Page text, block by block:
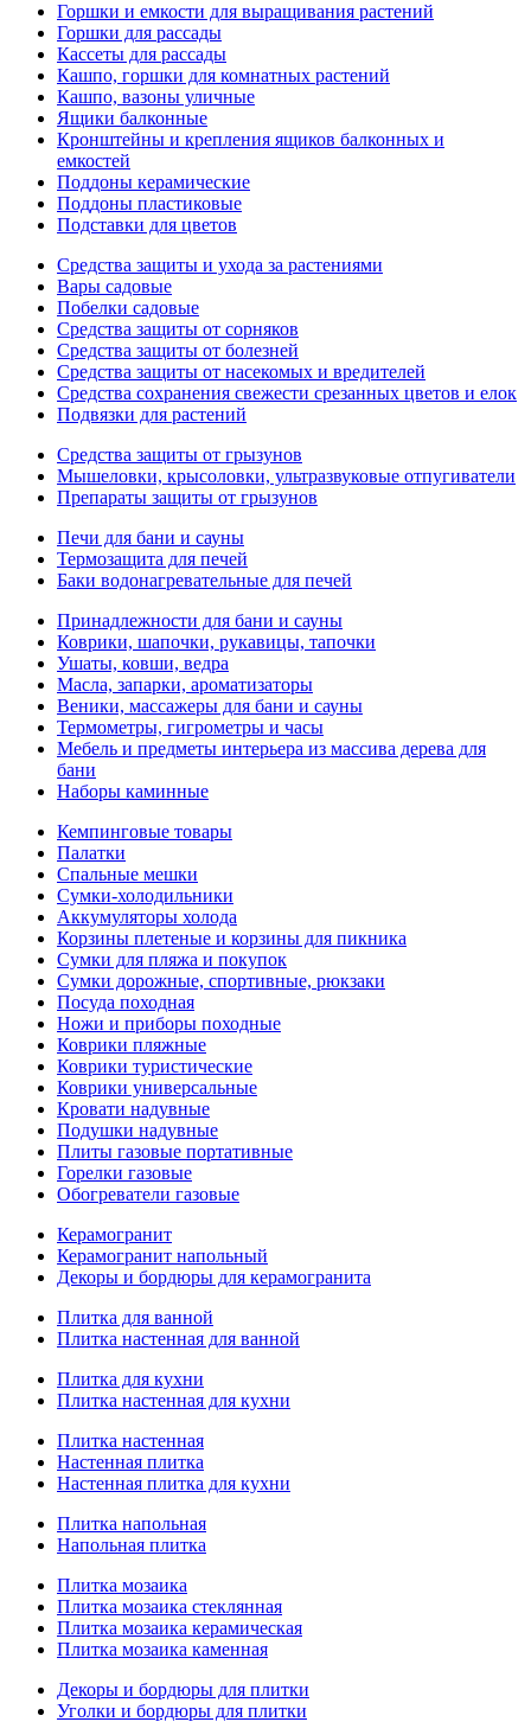
Горшки и емкости для выращивания растений
Горшки для рассады
Кассеты для рассады
Кашпо, горшки для комнатных растений
Кашпо, вазоны уличные
Ящики балконные
Кронштейны и крепления ящиков балконных и
емкостей
Поддоны керамические
Поддоны пластиковые
Подставки для цветов
Средства защиты и ухода за растениями
Вары садовые
Побелки садовые
Средства защиты от сорняков
Средства защиты от болезней
Средства защиты от насекомых и вредителей
Средства сохранения свежести срезанных цветов и елок
Подвязки для растений
Средства защиты от грызунов
Мышеловки, крысоловки, ультразвуковые отпугиватели
Препараты защиты от грызунов
Печи для бани и сауны
Термозащита для печей
Баки водонагревательные для печей
Принадлежности для бани и сауны
Коврики, шапочки, рукавицы, тапочки
Ушаты, ковши, ведра
Масла, запарки, ароматизаторы
Веники, массажеры для бани и сауны
Термометры, гигрометры и часы
Мебель и предметы интерьера из массива дерева для
бани
Наборы каминные
Кемпинговые товары
Палатки
Спальные мешки
Сумки-холодильники
Аккумуляторы холода
Корзины плетеные и корзины для пикника
Сумки для пляжа и покупок
Сумки дорожные, спортивные, рюкзаки
Посуда походная
Ножи и приборы походные
Коврики пляжные
Коврики туристические
Коврики универсальные
Кровати надувные
Подушки надувные
Плиты газовые портативные
Горелки газовые
Обогреватели газовые
Керамогранит
Керамогранит напольный
Декоры и бордюры для керамогранита
Плитка для ванной
Плитка настенная для ванной
Плитка для кухни
Плитка настенная для кухни
Плитка настенная
Настенная плитка
Настенная плитка для кухни
Плитка напольная
Напольная плитка
Плитка мозаика
Плитка мозаика стеклянная
Плитка мозаика керамическая
Плитка мозаика каменная
Декоры и бордюры для плитки
Уголки и бордюры для плитки